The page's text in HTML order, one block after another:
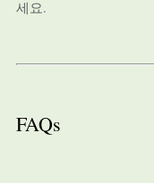
세요.
FAQs